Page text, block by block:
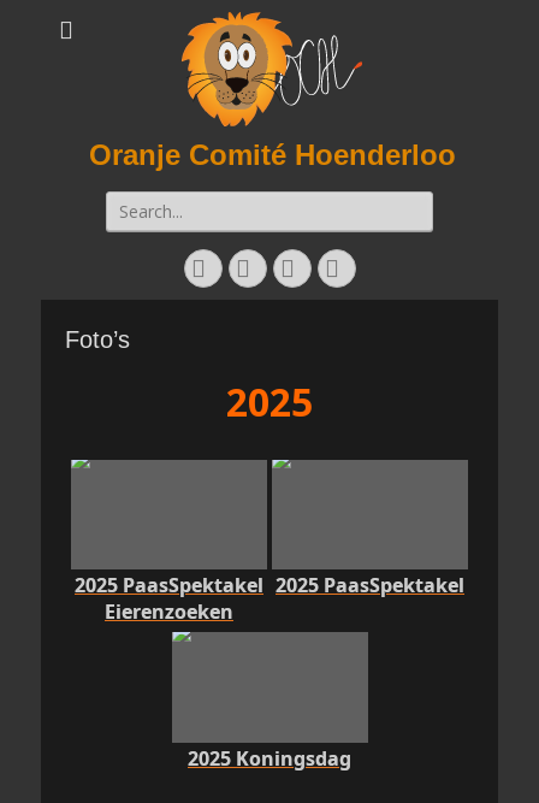
Oranje Comité Hoenderloo
Zoeken
naar:
Facebook
Twitter
E-
mail
Instagram
Foto’s
2025
2025 PaasSpektakel
Eierenzoeken
2025 PaasSpektakel
2025 Koningsdag